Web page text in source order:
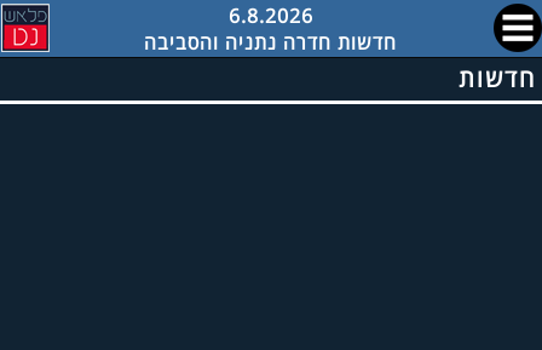
6.8.2026
חדשות חדרה נתניה והסביבה
חדשות